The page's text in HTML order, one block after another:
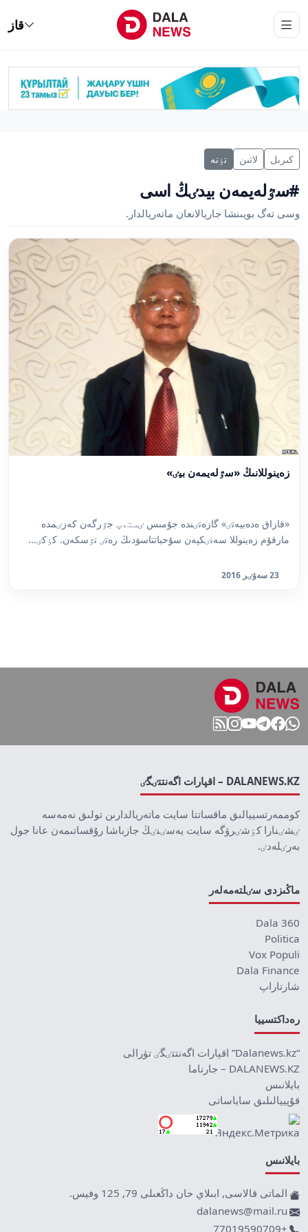
قاز
كىرىل لاتىن تٶتە
#سٷلەيمەن بيدٸڭ اسى
وسى تەگ بويىنشا جاريالانعان ماتەريالدار.
زەينوللانىڭ «سٷلەيمەن بيٸ»
«قازاق ەدەبيەتٸ» گازەتٸندە جۇمىس ٸستەپ جٷرگەن كەزٸمدە
مارقۇم زەينوللا سەنٸكپەن سۇحباتتاسۋدىڭ رەتٸ تٷسكەن. كٶكٸ...
23 سەۋٸر 2016
DALANEWS.KZ – اقپارات اگەنتتٸگٸ
كوممەرتسييالىق ماقساتتا سايت ماتەريالدارىن تولىق نەمەسە
ٸشٸنارا كٶشٸرۋگە سايت يەسٸنٸڭ جازباشا رۇقساتىمەن عانا جول
بەرٸلەدٸ.
ماڭىزدى سٸلتەمەلەر
Dala 360
Politica
Vox Populi
Dala Finance
شارتاراپ
رەداكتسييا
“Dalanews.kz” اقپارات اگەنتتٸگٸ تۋرالى
DALANEWS.KZ – جارناما
بايلانىس
قۇپييالىلىق ساياساتى
بايلانىس
الماتى قالاسى, ابىلاي حان داڭعىلى 79, 125 وفيس.
dalanews@mail.ru
+77019590709